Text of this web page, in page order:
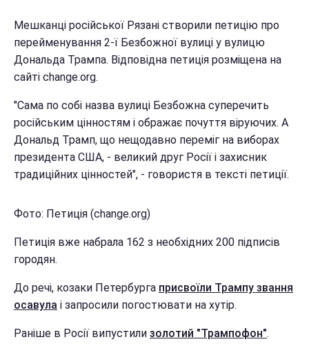
Мешканці російської Рязані створили петицію про
перейменування 2-ї Безбожної вулиці у вулицю
Дональда Трампа. Відповідна петиція розміщена на
сайті change.org.
"Сама по собі назва вулиці Безбожна суперечить
російським цінностям і ображає почуття віруючих. А
Дональд Трамп, що нещодавно переміг на виборах
президента США, - великий друг Росії і захисник
традиційних цінностей", - говористя в тексті петиції.
Фото: Петиція (change.org)
Петиція вже набрала 162 з необхідних 200 підписів
городян.
До речі, козаки Петербурга присвоїли Трампу звання
осавула і запросили погостювати на хутір.
Раніше в Росії випустили золотий "Трампофон".